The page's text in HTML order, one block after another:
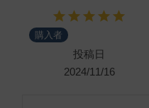
購入者
投稿日
2024/11/16